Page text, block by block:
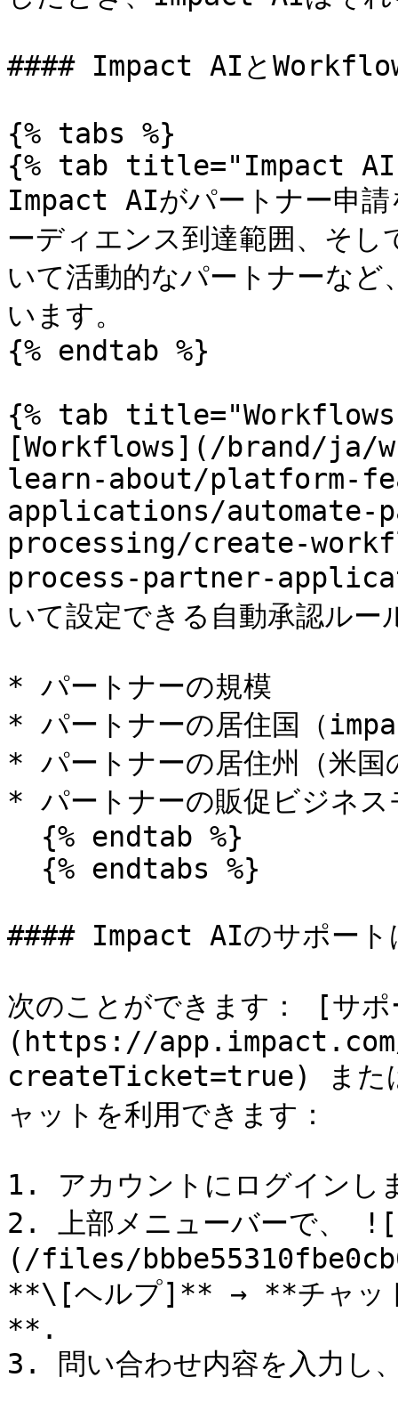
#### Impact AIと
{% tabs %}
{% tab title="Impact
Impact AIがパートナー申請
ーディエンス到達範囲、そ
いて活動的なパートナーな
います。
{% endtab %}
{% tab
[Workflows](/brand/ja/
learn-about/platform-
applications/
processing/create-
process-partner-
いて設定できる自動承認ルー
* パートナーの規模
* パートナーの居住国（
* パートナーの居住州（米国
* パートナーの販促ビジネス
#### Impact AIのサポート
次のことができます： [サ
(https://
createTicket=true) または
ャットを利用できます：
1. アカウントにログインし
2. 上部メニューバーで、
(/files/
**\[ヘルプ]** → **チャッ
**.
3. 問い合わせ内容を入力